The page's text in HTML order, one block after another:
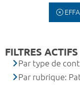
FILTRES ACTIFS
Par type de
Par rubrique: